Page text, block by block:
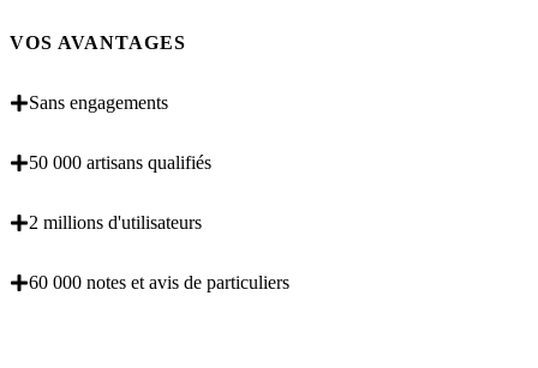
VOS AVANTAGES
Sans engagements
50 000 artisans qualifiés
2 millions d'utilisateurs
60 000 notes et avis de particuliers